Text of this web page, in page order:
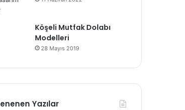
Köşeli Mutfak Dolabı
Modelleri
28 Mayıs 2019
Yazılar